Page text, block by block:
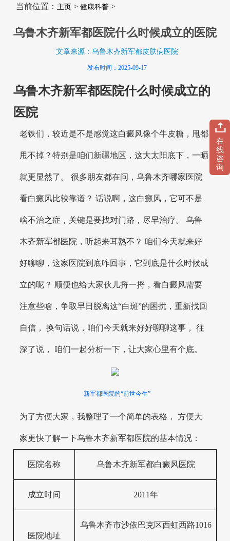
当前位置： 主页> 健康科普>
乌鲁木齐新军都医院什么时候成立的医院
文章来源：乌鲁木齐新军都皮肤病医院
发布时间：2025-09-17
乌鲁木齐新军都医院什么时候成立的
医院
老铁们，较近是不是感觉这白癜风像个牛皮糖，甩都
甩不掉？特别是咱们新疆地区，这大太阳底下，一晒
就更显然了。 很多朋友都在问，乌鲁木齐哪家医院
看白癜风比较靠谱？ 话说啊，这白癜风，它可不是
啥不治之症，关键是要找对门路，尽早治疗。 乌鲁
木齐新军都医院，听起来耳熟不？ 咱们今天就来好
好聊聊，这家医院到底咋回事，它到底是什么时候成
立的呢？ 顺便也给大家伙儿捋一捋，看白癜风需要
注意些啥，争取早日脱离这“白斑”的困扰，重新找回
自信， 换句话说，咱们今天就来好好聊聊这事， 往
深了说， 咱们一起分析一下，让大家心里有个底。
新军都医院的“前世今生”
为了方便大家，我整理了一个简单的表格， 方便大
家更快了解一下乌鲁木齐新军都医院的基本情况：
医院名称 乌鲁木齐新军都白癜风医院
成立时间 2011年
医院地址
乌鲁木齐市沙依巴克区西虹西路1016
在
线
咨
询